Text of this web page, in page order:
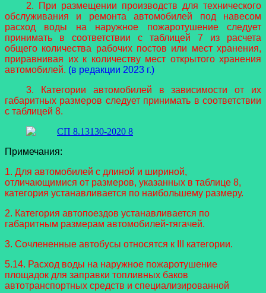
2. При размещении производств для технического
обслуживания и ремонта автомобилей под навесом
расход воды на наружное пожаротушение следует
принимать в соответствии с таблицей 7 из расчета
общего количества рабочих постов или мест хранения,
приравнивая их к количеству мест открытого хранения
автомобилей. (в редакции 2023 г.)
3. Категории автомобилей в зависимости от их
габаритных размеров следует принимать в соответствии
с таблицей 8.
Примечания:
1. Для автомобилей с длиной и шириной,
отличающимися от размеров, указанных в таблице 8,
категория устанавливается по наибольшему размеру.
2. Категория автопоездов устанавливается по
габаритным размерам автомобилей-тягачей.
3. Сочлененные автобусы относятся к III категории.
5.14. Расход воды на наружное пожаротушение
площадок для заправки топливных баков
автотранспортных средств и специализированной